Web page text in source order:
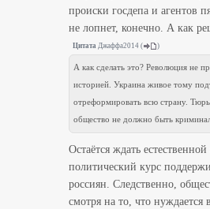
происки госдепа и агентов
не лопнет, конечно. А как
Цитата Джаффа2014 ( )
А как сделать это? Революция не
историей. Украина живое тому
отреформировать всю страну.
общество не должно быть
Остаётся ждать
политический курс
россиян. Следственно,
смотря на то, что нуждается